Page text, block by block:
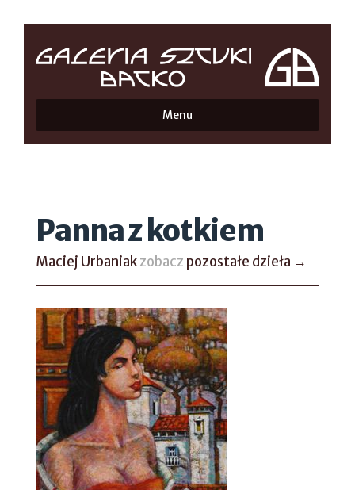
Menu
Panna z kotkiem
Maciej Urbaniakzobacz pozostałe dzieła →